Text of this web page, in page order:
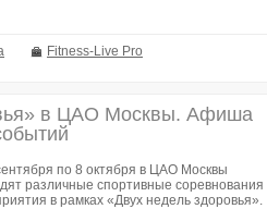
Fitness-Live Pro
в ЦАО Москвы. Афиша
по 8 октября в ЦАО Москвы
различные спортивные соревнования
в рамках «Двух недель здоровья».